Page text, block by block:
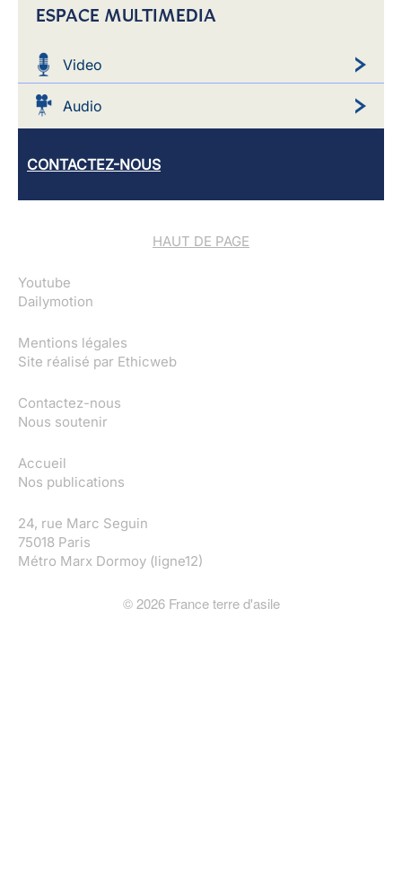
ESPACE MULTIMEDIA
Video
Audio
CONTACTEZ-NOUS
HAUT DE PAGE
Youtube
Dailymotion
Mentions légales
Site réalisé par Ethicweb
Contactez-nous
Nous soutenir
Accueil
Nos publications
24, rue Marc Seguin
75018 Paris
Métro Marx Dormoy (ligne12)
©2026France terre d'asile